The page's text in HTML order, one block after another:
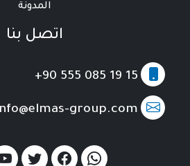
المدونة
اتصل بنا
+90 555 085 19 15
group.com